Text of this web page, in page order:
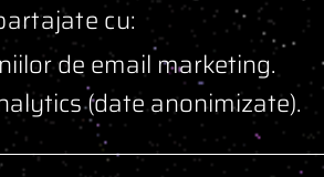
cu:
de email marketing.
(date anonimizate).